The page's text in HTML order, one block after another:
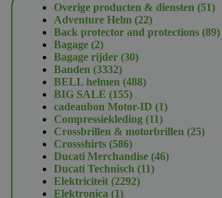
Overige producten & diensten 5151
Adventure Helm 2222
producten
Back protector and protections 8989
Bagage 22
producten
Bagage rijder 3030
Banden 33323332
producten
BELL helmen 488488
BIG SALE 155155
producten
cadeaubon Motor-ID 11
Compressiekleding 1111
producten
Crossbrillen & motorbrillen 2525
Crossshirts 586586
producten
Ducati Merchandise 4646
Ducati Technisch 1111
Elektriciteit 22922292
Elektronica 11